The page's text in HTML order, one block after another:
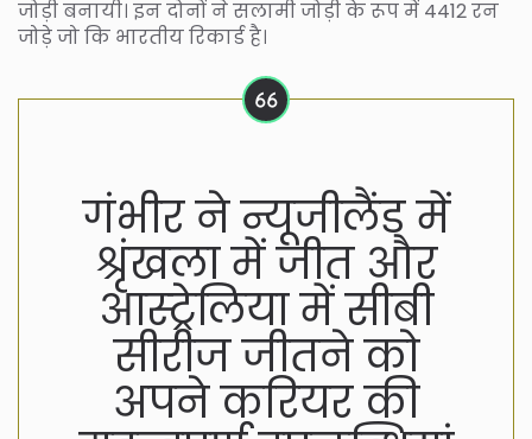
जोड़ी बनायी। इन दोनों ने सलामी जोड़ी के रूप में 4412 रन
जोड़े जो कि भारतीय रिकार्ड है।
गंभीर ने न्यूजीलैंड में
श्रृंखला में जीत और
आस्ट्रेलिया में सीबी
सीरीज जीतने को
अपने करियर की